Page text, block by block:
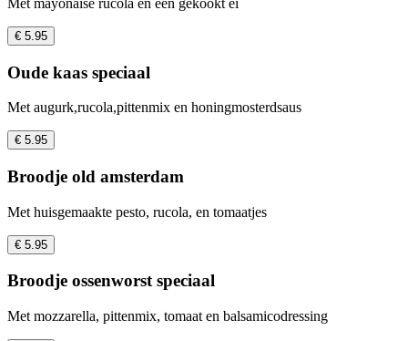
€ 5.95
Oude kaas speciaal
Met augurk,rucola,pittenmix en honingmosterdsaus
€ 5.95
Broodje old amsterdam
Met huisgemaakte pesto, rucola, en tomaatjes
€ 5.95
Broodje ossenworst speciaal
Met mozzarella, pittenmix, tomaat en balsamicodressing